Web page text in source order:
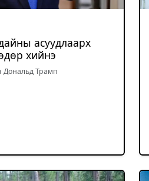
асуудлаарх
хийнэ
Трамп